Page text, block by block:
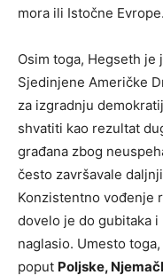
mora ili Istočne Evrope.
Osim toga, Hegseth je
Sjedinjene Američke
za izgradnju
shvatiti kao rezultat
građana zbog
često završavale
Konzistentno vođenje
dovelo je do gubitaka
naglasio. Umesto
poput Poljske,